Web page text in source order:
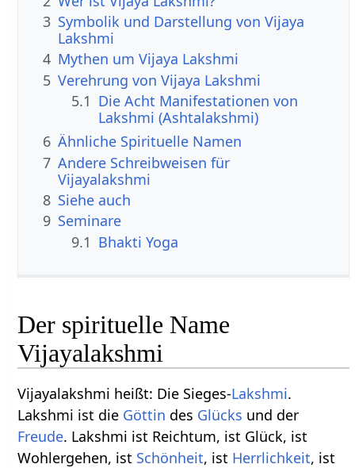
3 Symbolik und Darstellung von Vijaya
Lakshmi
4 Mythen um Vijaya Lakshmi
5 Verehrung von Vijaya Lakshmi
5.1 Die Acht Manifestationen von
Lakshmi (Ashtalakshmi)
6 Ähnliche Spirituelle Namen
7 Andere Schreibweisen für
Vijayalakshmi
8 Siehe auch
9 Seminare
9.1 Bhakti Yoga
Der spirituelle Name
Vijayalakshmi
Vijayalakshmi heißt: Die Sieges-Lakshmi.
Lakshmi ist die Göttin des Glücks und der
Freude. Lakshmi ist Reichtum, ist Glück, ist
Wohlergehen, ist Schönheit, ist Herrlichkeit, ist